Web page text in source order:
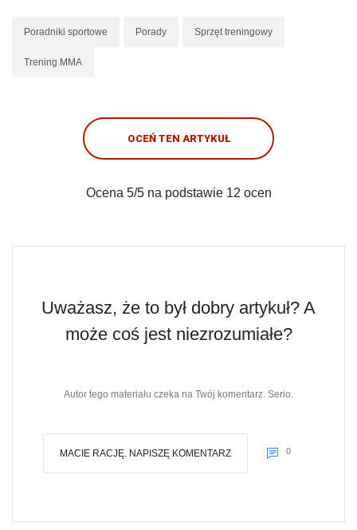
Poradniki sportowe Porady Sprzęt treningowy
Trening MMA
OCEŃ TEN ARTYKUŁ
Ocena 5/5 na podstawie 12 ocen
Uważasz, że to był dobry artykuł? A
może coś jest niezrozumiałe?
Autor tego materiału czeka na Twój komentarz. Serio.
MACIE RACJĘ. NAPISZĘ KOMENTARZ 0